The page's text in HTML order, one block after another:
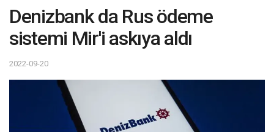
Denizbank da Rus ödeme
sistemi Mir'i askıya aldı
2022-09-20